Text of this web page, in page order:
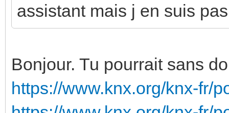
assistant mais j en suis
Bonjour. Tu pourrait sans
https://www.knx.org/knx-fr/